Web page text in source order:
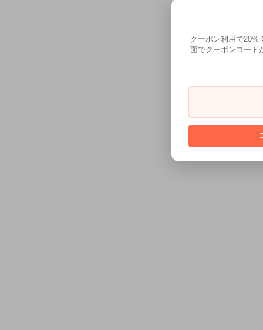
クーポン利用で20%
面でクーポンコード